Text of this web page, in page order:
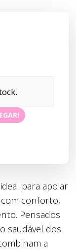
para apoiar
conforto,
Pensados
saudável dos
a